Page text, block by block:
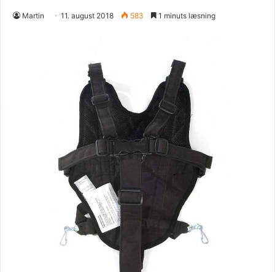
Martin 11. august 2018 583 1 minuts læsning